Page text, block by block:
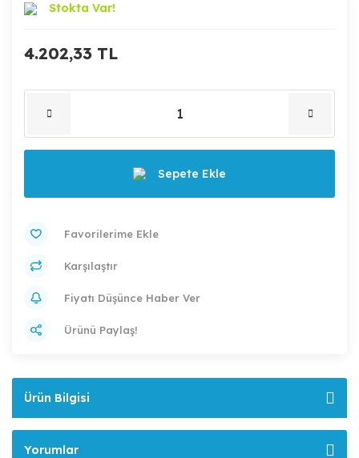
Stokta Var!
4.202,33 TL
Sepete Ekle
Karşılaştır
Fiyatı Düşünce Haber Ver
Ürünü Paylaş!
Ürün Bilgisi
Yorumlar